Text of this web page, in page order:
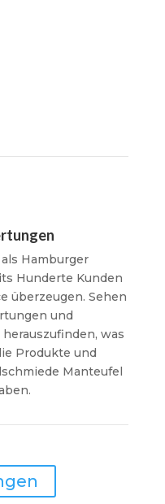
Hamburger
Hunderte Kunden
überzeugen. Sehen
und
was
Produkte und
Manteufel